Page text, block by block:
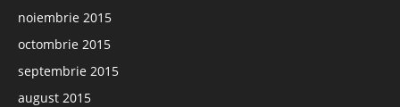
noiembrie 2015
octombrie 2015
septembrie 2015
august 2015